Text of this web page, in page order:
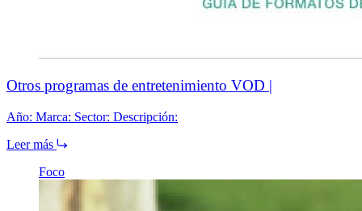
Otros programas de entretenimiento VOD |
Año: Marca: Sector: Descripción:
Leer más
Foco